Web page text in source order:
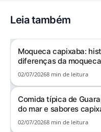
Leia também
Moqueca capixaba:
diferenças da
02/07/20268 min de leitura
Comida típica de
do mar e sabores
02/07/20268 min de leitura